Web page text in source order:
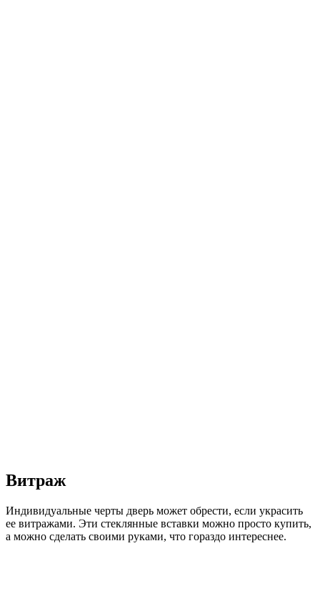
Витраж
Индивидуальные черты дверь может обрести, если украсить
ее витражами. Эти стеклянные вставки можно просто купить,
а можно сделать своими руками, что гораздо интереснее.